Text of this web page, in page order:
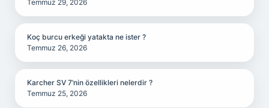
Temmuz 29, 2026
Koç burcu erkeği yatakta ne ister ?
Temmuz 26, 2026
Karcher SV 7’nin özellikleri nelerdir ?
Temmuz 25, 2026